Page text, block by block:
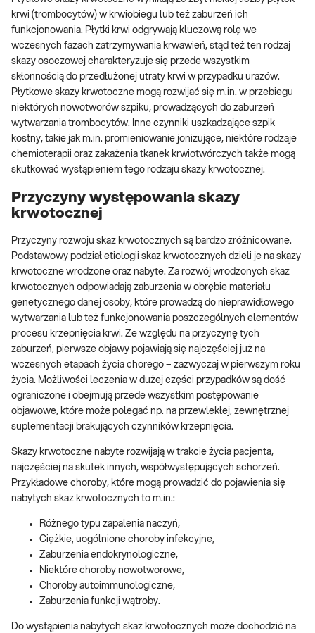
krwi (trombocytów) w krwiobiegu lub też zaburzeń ich
funkcjonowania. Płytki krwi odgrywają kluczową rolę we
wczesnych fazach zatrzymywania krwawień, stąd też ten rodzaj
skazy osoczowej charakteryzuje się przede wszystkim
skłonnością do przedłużonej utraty krwi w przypadku urazów.
Płytkowe skazy krwotoczne mogą rozwijać się m.in. w przebiegu
niektórych nowotworów szpiku, prowadzących do zaburzeń
wytwarzania trombocytów. Inne czynniki uszkadzające szpik
kostny, takie jak m.in. promieniowanie jonizujące, niektóre rodzaje
chemioterapii oraz zakażenia tkanek krwiotwórczych także mogą
skutkować wystąpieniem tego rodzaju skazy krwotocznej.
Przyczyny występowania skazy
krwotocznej
Przyczyny rozwoju skaz krwotocznych są bardzo zróżnicowane.
Podstawowy podział etiologii skaz krwotocznych dzieli je na skazy
krwotoczne wrodzone oraz nabyte. Za rozwój wrodzonych skaz
krwotocznych odpowiadają zaburzenia w obrębie materiału
genetycznego danej osoby, które prowadzą do nieprawidłowego
wytwarzania lub też funkcjonowania poszczególnych elementów
procesu krzepnięcia krwi. Ze względu na przyczynę tych
zaburzeń, pierwsze objawy pojawiają się najczęściej już na
wczesnych etapach życia chorego – zazwyczaj w pierwszym roku
życia. Możliwości leczenia w dużej części przypadków są dość
ograniczone i obejmują przede wszystkim postępowanie
objawowe, które może polegać np. na przewlekłej, zewnętrznej
suplementacji brakujących czynników krzepnięcia.
Skazy krwotoczne nabyte rozwijają w trakcie życia pacjenta,
najczęściej na skutek innych, współwystępujących schorzeń.
Przykładowe choroby, które mogą prowadzić do pojawienia się
nabytych skaz krwotocznych to m.in.:
Różnego typu zapalenia naczyń,
Ciężkie, uogólnione choroby infekcyjne,
Zaburzenia endokrynologiczne,
Niektóre choroby nowotworowe,
Choroby autoimmunologiczne,
Zaburzenia funkcji wątroby.
Do wystąpienia nabytych skaz krwotocznych może dochodzić na